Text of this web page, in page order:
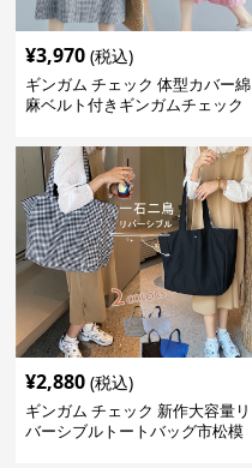
¥3,970 (税込)
ギンガム チェック 体型カバー綿
麻ベルト付きギンガムチェック
¥2,880 (税込)
ギンガム チェック 新作大容量リ
バーシブルトートバッグ市松模